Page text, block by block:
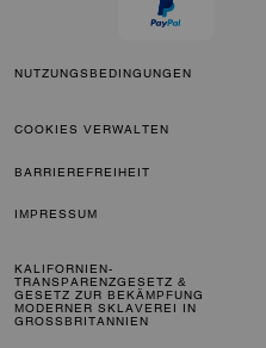
NUTZUNGSBEDINGUNGEN
COOKIES VERWALTEN
BARRIEREFREIHEIT
IMPRESSUM
KALIFORNIEN-
TRANSPARENZGESETZ &
GESETZ ZUR BEKÄMPFUNG
MODERNER SKLAVEREI IN
GROSSBRITANNIEN